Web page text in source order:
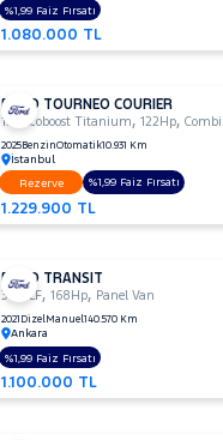
1.080.000 TL
%1,99 Faiz Fırsatı
FORD TOURNEO COURIER
1.0 Ecoboost Titanium,122Hp,
2025BenzinOtomatik10.931 Km
İstanbul
1.229.900 TL
Rezerve %1,99 Faiz Fırsatı
FORD TRANSIT
350 LF,168Hp, Panel Van
2021 DizelManuel140.570 Km
Ankara
1.100.000 TL
%1,99 Faiz Fırsatı